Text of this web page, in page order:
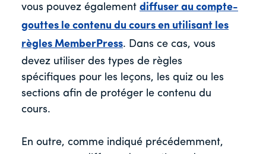
vous pouvez également diffuser au compte-
gouttes le contenu du cours en utilisant les
règles MemberPress. Dans ce cas, vous
devez utiliser des types de règles
spécifiques pour les leçons, les quiz ou les
sections afin de protéger le contenu du
cours.
En outre, comme indiqué précédemment,